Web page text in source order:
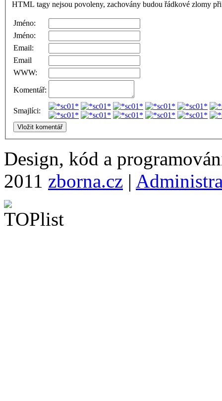
HTML tagy nejsou povoleny, zachovány budou řádkové zlomy
Jméno:
Jméno:
Email:
Email
WWW:
Komentář:
Smajlíci:
Design, kód a
2011 zborna.cz |